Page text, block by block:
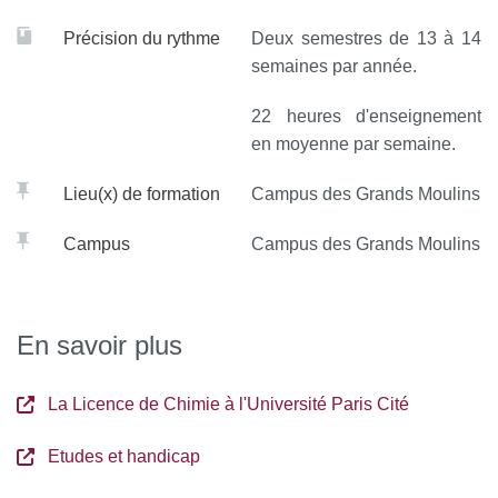
qu’un stage obligatoire d’une durée minimale de deux
mois en L3 offrent aux étudiants une immersion
professionnelle dans une entreprise ou dans le cadre de la
recherche académique dans un laboratoire, en France ou
ou L3 à l’international dans un établissement
Précision du rythme
Deux semestres de 13 à 14
semaines par année.
22 heures d'enseignement
en moyenne par semaine.
Lieu(x) de formation Campus des Grands Moulins
Campus Campus des Grands Moulins
En savoir plus
La Licence de Chimie à l'Université Paris Cité
Etudes et handicap